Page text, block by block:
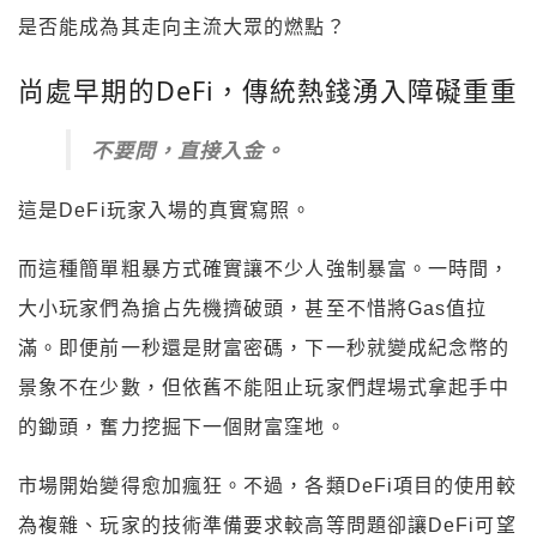
是否能成為其走向主流大眾的燃點？
尚處早期的DeFi，傳統熱錢湧入障礙重重
不要問，直接入金。
這是DeFi玩家入場的真實寫照。
而這種簡單粗暴方式確實讓不少人強制暴富。一時間，
大小玩家們為搶占先機擠破頭，甚至不惜將Gas值拉
滿。即便前一秒還是財富密碼，下一秒就變成紀念幣的
景象不在少數，但依舊不能阻止玩家們趕場式拿起手中
的鋤頭，奮力挖掘下一個財富窪地。
市場開始變得愈加瘋狂。不過，各類DeFi項目的使用較
為複雜、玩家的技術準備要求較高等問題卻讓DeFi可望